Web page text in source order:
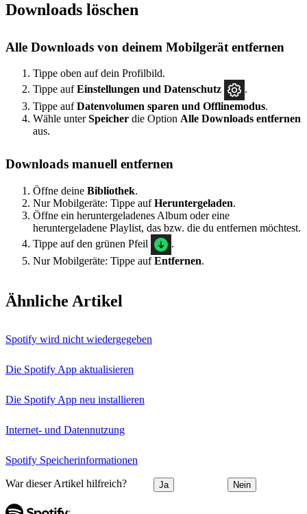
Downloads löschen
Alle Downloads von deinem Mobilgerät entfernen
Tippe oben auf dein Profilbild.
Tippe aufEinstellungen und Datenschutz
.
Tippe aufDatenvolumen sparen und Offlinemodus.
Wähle unterSpeicher die Option Alle Downloads entfernen
aus.
Downloads manuell entfernen
Öffne deine Bibliothek.
Nur Mobilgeräte: Tippe aufHeruntergeladen.
Öffne ein heruntergeladenes Album oder eine
heruntergeladene Playlist, das bzw. die du entfernen möchtest.
Tippe auf den grünen Pfeil
.
Nur Mobilgeräte: Tippe aufEntfernen.
Ähnliche Artikel
Spotify wird nicht wiedergegeben
Die Spotify App aktualisieren
Die Spotify App neu installieren
Internet- und Datennutzung
Spotify Speicherinformationen
War dieser Artikel hilfreich? Ja Nein